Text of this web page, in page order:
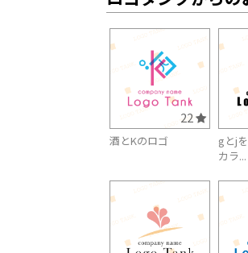
22
酒とKのロゴ
gとj
カラ...